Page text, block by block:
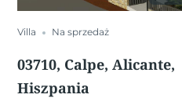
Villa Na sprzedaż
03710, Calpe, Alicante,
Hiszpania